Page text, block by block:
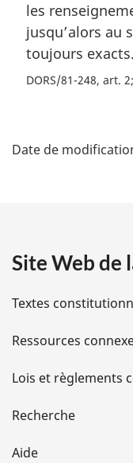
les
jusqu’alors au
toujours exacts.
DORS/81-248, art. 2
é
i
l
s
d
e
l
Date de
Site Web de
Textes
Ressources
Lois et règlements
Recherche
Aide